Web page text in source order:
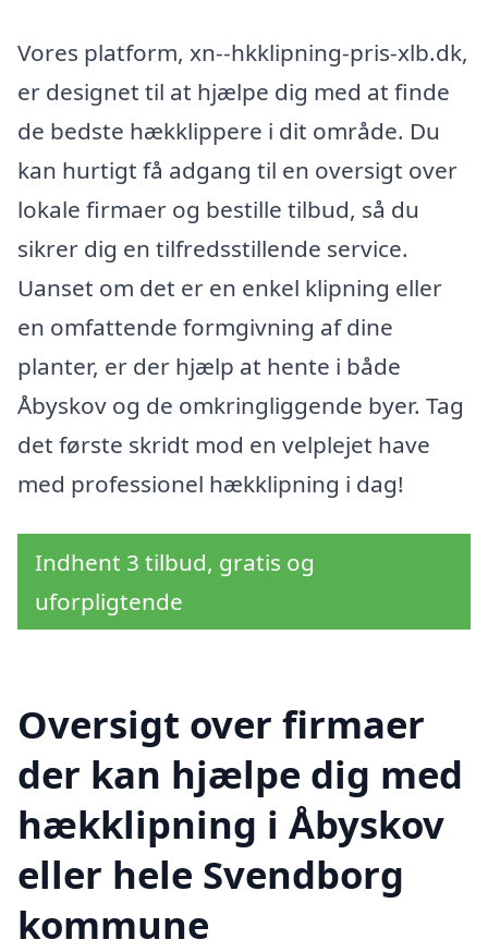
Vores platform, xn--hkklipning-pris-xlb.dk,
er designet til at hjælpe dig med at finde
de bedste hækklippere i dit område. Du
kan hurtigt få adgang til en oversigt over
lokale firmaer og bestille tilbud, så du
sikrer dig en tilfredsstillende service.
Uanset om det er en enkel klipning eller
en omfattende formgivning af dine
planter, er der hjælp at hente i både
Åbyskov og de omkringliggende byer. Tag
det første skridt mod en velplejet have
med professionel hækklipning i dag!
Indhent 3 tilbud, gratis og
uforpligtende
Oversigt over firmaer
der kan hjælpe dig med
hækklipning i Åbyskov
eller hele Svendborg
kommune